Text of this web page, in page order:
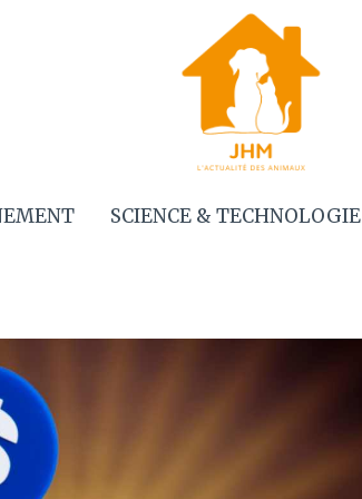
SCIENCE & TECHNOLOGIE